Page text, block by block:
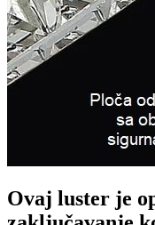
Ovaj luster je